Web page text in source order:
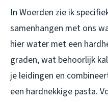
In Woerden zie ik
samenhangen met ons
hier water met een
graden, wat behoorlijk
je leidingen en
een hardnekkige pasta.